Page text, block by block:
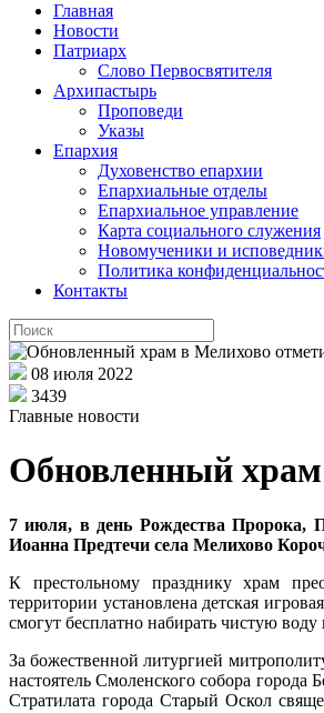
Главная
Новости
Патриарх
Слово Первосвятителя
Архипастырь
Проповеди
Указы
Епархия
Духовенство епархии
Епархиальные отделы
Епархиальное управление
Карта социального служения
Новомученики и
Политика
Контакты
08 июля 2022
3439
Главные новости
Обновленный
7 июля, в день Рождества Пророка,
Иоанна Предтечи села Мелихово
К престольному празднику храм
территории установлена детская
смогут бесплатно набирать чистую воду
За божественной литургией
настоятель Смоленского собора
Стратилата города Старый Оскол